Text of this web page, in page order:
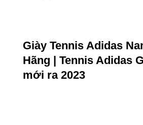
Giày Tennis Adidas
Hãng | Tennis Adidas
mới ra 2023